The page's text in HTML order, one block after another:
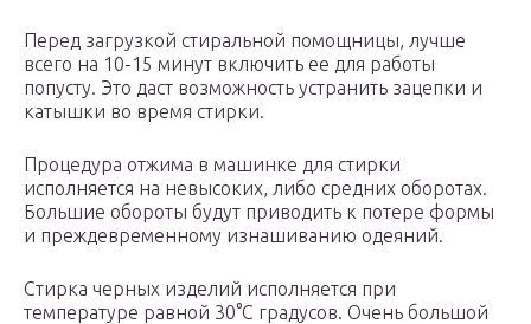
Перед загрузкой стиральной помощницы, лучше
всего на 10-15 минут включить ее для работы
попусту. Это даст возможность устранить зацепки и
катышки во время стирки.
Процедура отжима в машинке для стирки
исполняется на невысоких, либо средних оборотах.
Большие обороты будут приводить к потере формы
и преждевременному изнашиванию одеяний.
Стирка черных изделий исполняется при
температуре равной 30°C градусов. Очень большой